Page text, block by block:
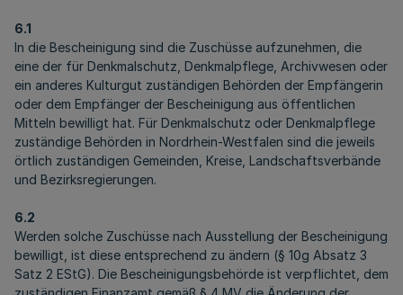
6.1
In die Bescheinigung sind die Zuschüsse aufzunehmen, die
eine der für Denkmalschutz, Denkmalpflege, Archivwesen oder
ein anderes Kulturgut zuständigen Behörden der Empfängerin
oder dem Empfänger der Bescheinigung aus öffentlichen
Mitteln bewilligt hat. Für Denkmalschutz oder Denkmalpflege
zuständige Behörden in Nordrhein-Westfalen sind die jeweils
örtlich zuständigen Gemeinden, Kreise, Landschaftsverbände
und Bezirksregierungen.
6.2
Werden solche Zuschüsse nach Ausstellung der Bescheinigung
bewilligt, ist diese entsprechend zu ändern (§ 10g Absatz 3
Satz 2 EStG). Die Bescheinigungsbehörde ist verpflichtet, dem